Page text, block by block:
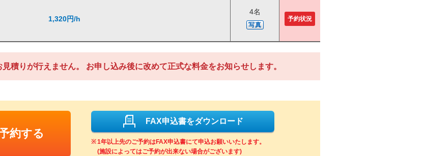
1,320円/h
4名
写真
予約状況
積りが行えません。 お申し込み後に改めて正式な料金をお知らせします。
約する
FAX申込書をダウンロード
1年以上先のご予約はFAX申込書にて申込お願いいたします。
(施設によってはご予約が出来ない場合がございます)